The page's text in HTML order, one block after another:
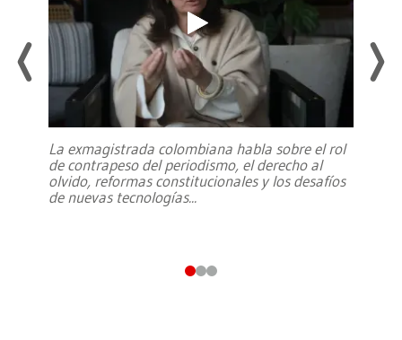
La exmagistrada colombiana habla sobre el rol
de contrapeso del periodismo, el derecho al
olvido, reformas constitucionales y los desafíos
de nuevas tecnologías...